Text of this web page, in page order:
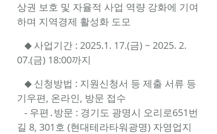
상권 보호 및 자율적 사업 역량 강화에 기여
하며 지역경제 활성화 도모
◆ 사업기간 : 2025.1. 17.(금) ~ 2025. 2.
07.(금) 18:00까지
◆ 신청방법 : 지원신청서 등 제출 서류 등
기우편, 온라인, 방문 접수
- 우편․방문 : 경기도 광명시 오리로651번
길 8, 301호 (현대테라타워광명) 자영업지